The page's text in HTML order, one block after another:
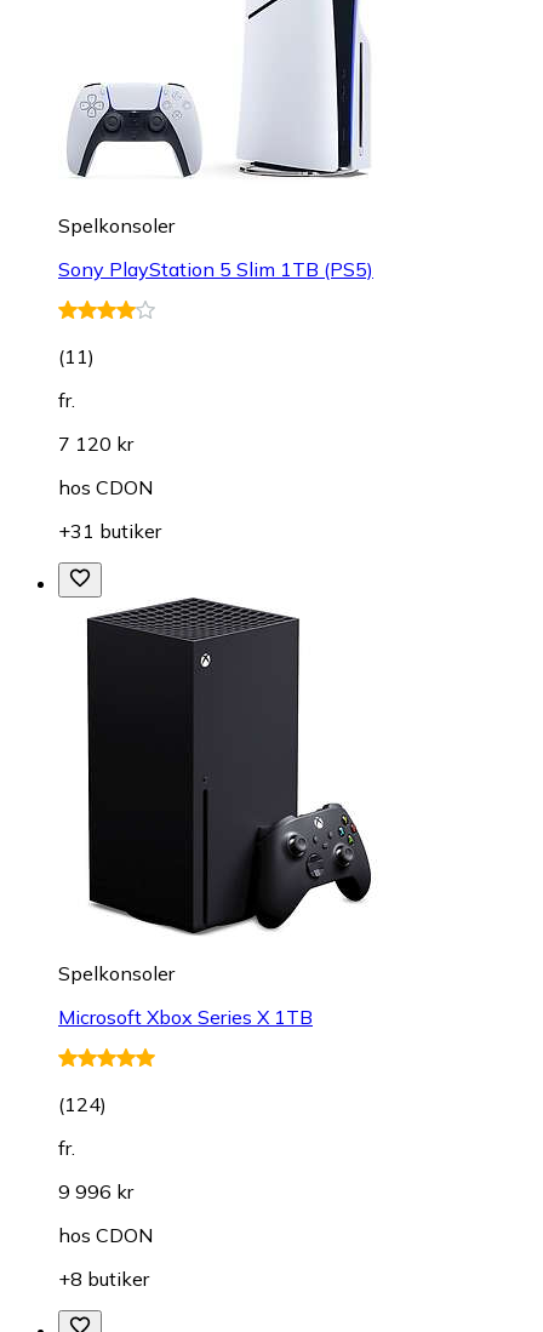
Spelkonsoler
Sony PlayStation 5 Slim 1TB (PS5)
(11)
fr.
7 120 kr
hos CDON
+31 butiker
Spelkonsoler
Microsoft Xbox Series X 1TB
(124)
fr.
9 996 kr
hos CDON
+8 butiker